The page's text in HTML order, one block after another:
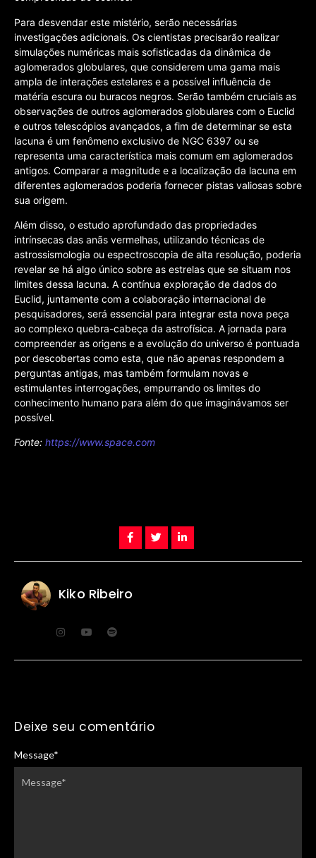
Para desvendar este mistério, serão necessárias
investigações adicionais. Os cientistas precisarão realizar
simulações numéricas mais sofisticadas da dinâmica de
aglomerados globulares, que considerem uma gama mais
ampla de interações estelares e a possível influência de
matéria escura ou buracos negros. Serão também cruciais as
observações de outros aglomerados globulares com o Euclid
e outros telescópios avançados, a fim de determinar se esta
lacuna é um fenômeno exclusivo de NGC 6397 ou se
representa uma característica mais comum em aglomerados
antigos. Comparar a magnitude e a localização da lacuna em
diferentes aglomerados poderia fornecer pistas valiosas sobre
sua origem.
Além disso, o estudo aprofundado das propriedades
intrínsecas das anãs vermelhas, utilizando técnicas de
astrossismologia ou espectroscopia de alta resolução, poderia
revelar se há algo único sobre as estrelas que se situam nos
limites dessa lacuna. A contínua exploração de dados do
Euclid, juntamente com a colaboração internacional de
pesquisadores, será essencial para integrar esta nova peça
ao complexo quebra-cabeça da astrofísica. A jornada para
compreender as origens e a evolução do universo é pontuada
por descobertas como esta, que não apenas respondem a
perguntas antigas, mas também formulam novas e
estimulantes interrogações, empurrando os limites do
conhecimento humano para além do que imaginávamos ser
possível.
Fonte: https://www.space.com
Kiko Ribeiro
Deixe seu comentário
Message*